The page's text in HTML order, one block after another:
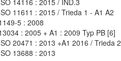
14116 : 2015 / IND.3
11611 : 2015 / Trieda 1 - A1 A2
5 : 2008
: 2005 + A1 : 2009 Typ PB [6]
20471 : 2013 +A1 2016 / Trieda 2
13688 : 2013